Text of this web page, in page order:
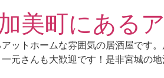
美町にある
ットホームな雰囲気の居酒屋です
元さんも大歓迎です！是非宮城の